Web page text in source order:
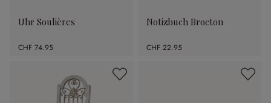
Uhr Soulières
CHF 74.95
Notizbuch Brocton
CHF 22.95